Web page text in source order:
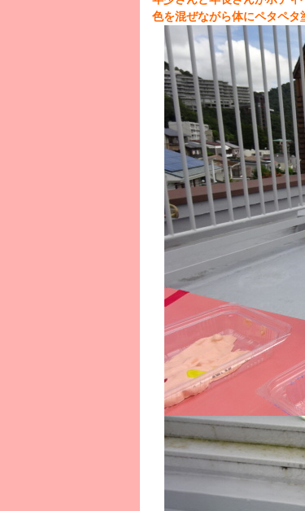
色を混ぜながら体にペタペタ